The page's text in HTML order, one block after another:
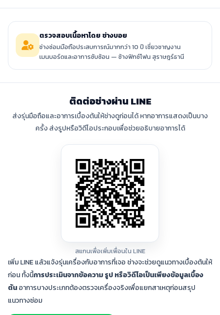
ตรวจสอบเนื้อหาโดย ช่างบอย
ช่างซ่อมมือถือประสบการณ์มากกว่า 10 ปี เชี่ยวชาญงาน
เมนบอร์ดและอาการซับซ้อน — ช้างฟิกซ์โฟน สุราษฎร์ธานี
ติดต่อช่างผ่าน LINE
ส่งรุ่นมือถือและอาการเบื้องต้นให้ช่างดูก่อนได้ หากอาการแสดงเป็นบาง
ครั้ง ส่งรูปหรือวิดีโอประกอบเพื่อช่วยอธิบายอาการได้
สแกนเพื่อเพิ่มเพื่อนใน LINE
เพิ่ม LINE แล้วแจ้งรุ่นเครื่องกับอาการที่เจอ ช่างจะช่วยดูแนวทางเบื้องต้นให้
ก่อน ทั้งนี้การประเมินจากข้อความ รูป หรือวิดีโอเป็นเพียงข้อมูลเบื้อง
ต้นอาการบางประเภทต้องตรวจเครื่องจริงเพื่อแยกสาเหตุก่อนสรุป
แนวทางซ่อม